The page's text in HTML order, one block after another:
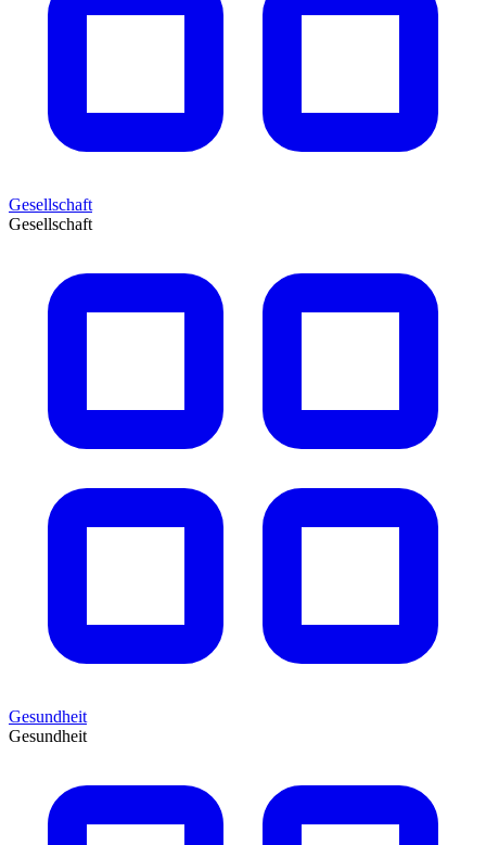
Gesellschaft
Gesellschaft
Gesundheit
Gesundheit